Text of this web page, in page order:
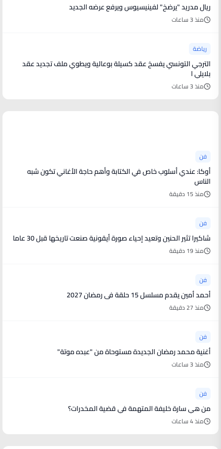
ريال مدريد "يرضخ" لفينيسيوس ويرفع عرضه الجديد
منذ 3 ساعات
رياضة
الترجي التونسي يفسخ عقد كسيلة بوعالية ويطوي ملف تجديد عقد
بلايلي ا
منذ 3 ساعات
فن
أوكا: عندي أسلوب خاص في الكتابة وأهم حاجة الأغاني تكون شبه
الناس
منذ 15 دقيقة
فن
شاكيرا تثير الحنين وتعيد إحياء صورة أيقونية صنعت تاريخها قبل 30 عاما
منذ 19 دقيقة
فن
أحمد أمين يقدم مسلسل 15 حلقة فى رمضان 2027
منذ 27 دقيقة
فن
أغنية محمد رمضان الجديدة مستوحاة من "عبده موتة"
منذ 3 ساعات
فن
من هي سارة خليفة المتهمة في قضية المخدرات؟
منذ 4 ساعات